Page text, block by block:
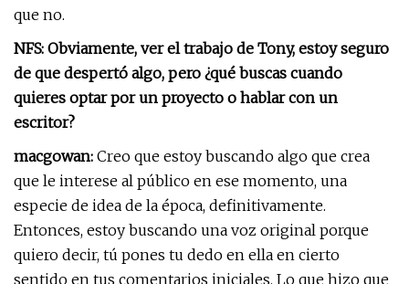
que no.
NFS: Obviamente, ver el trabajo de Tony, estoy seguro
de que despertó algo, pero ¿qué buscas cuando
quieres optar por un proyecto o hablar con un
escritor?
macgowan: Creo que estoy buscando algo que crea
que le interese al público en ese momento, una
especie de idea de la época, definitivamente.
Entonces, estoy buscando una voz original porque
quiero decir, tú pones tu dedo en ella en cierto
sentido en tus comentarios iniciales. Lo que hizo que